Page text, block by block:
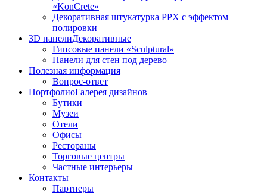
«KonCrete»
Декоративная штукатурка PPX с эффектом
полировки
3D панелиДекоративные
Гипсовые панели «Sculptural»
Панели для стен под дерево
Полезная информация
Вопрос-ответ
ПортфолиоГалерея дизайнов
Бутики
Музеи
Отели
Офисы
Рестораны
Торговые центры
Частные интерьеры
Контакты
Партнеры